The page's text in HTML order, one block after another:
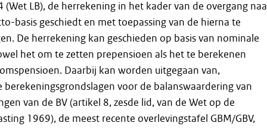
LB), de herrekening in het kader van de overgang
basis geschiedt en met toepassing van de hierna te
De herrekening kan geschieden op basis van nominale
het om te zetten prepensioen als het te berekenen
Daarbij kan worden uitgegaan van,
berekeningsgrondslagen voor de balanswaardering van
van de BV (artikel 8, zesde lid, van de Wet op de
1969), de meest recente overlevingstafel GBM/GBV,